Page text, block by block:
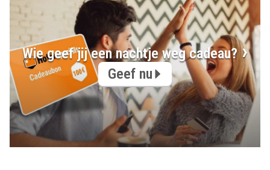
Wie geef jij een nachtje weg cadeau?
Geef nu